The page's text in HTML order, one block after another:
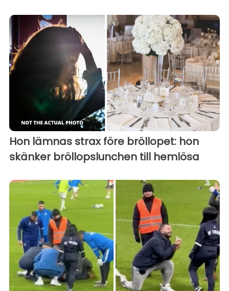
Hon lämnas strax före bröllopet: hon
skänker bröllopslunchen till hemlösa